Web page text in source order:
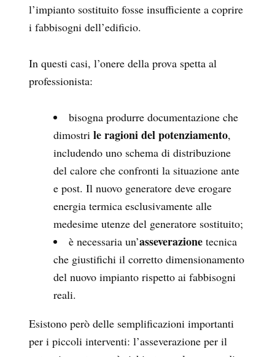
l’impianto sostituito fosse insufficiente a coprire
i fabbisogni dell’edificio.
In questi casi, l’onere della prova spetta al
professionista:
bisogna produrre documentazione che
dimostri le ragioni del potenziamento,
includendo uno schema di distribuzione
del calore che confronti la situazione ante
e post. Il nuovo generatore deve erogare
energia termica esclusivamente alle
medesime utenze del generatore sostituito;
è necessaria un’asseverazione tecnica
che giustifichi il corretto dimensionamento
del nuovo impianto rispetto ai fabbisogni
reali.
Esistono però delle semplificazioni importanti
per i piccoli interventi: l’asseverazione per il